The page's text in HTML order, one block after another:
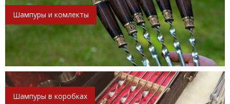
Шампуры и комлекты
Шампуры в коробках